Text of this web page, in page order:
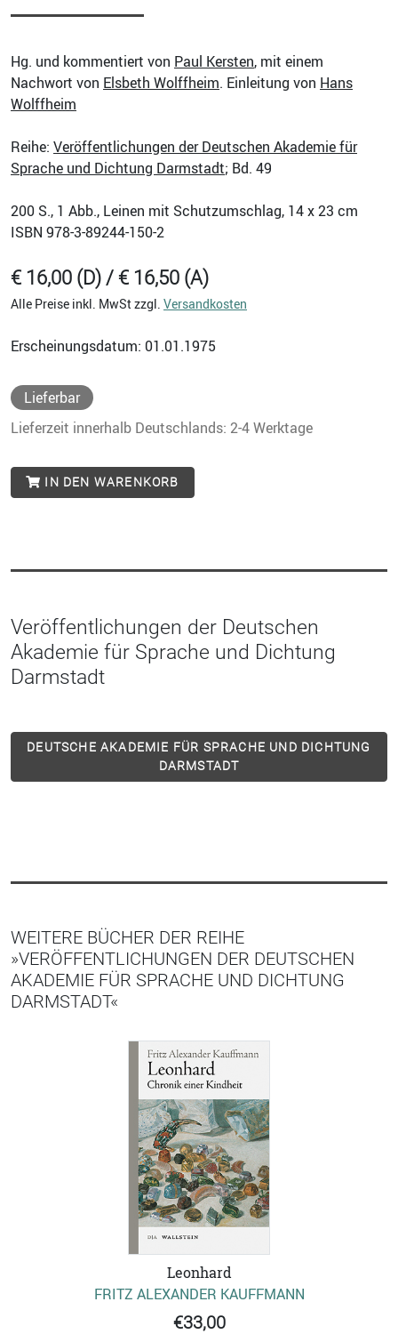
Hg. und kommentiert von Paul Kersten, mit einem
Nachwort von Elsbeth Wolffheim. Einleitung von Hans
Wolffheim
Reihe: Veröffentlichungen der Deutschen Akademie für
Sprache und Dichtung Darmstadt; Bd. 49
200 S., 1 Abb., Leinen mit Schutzumschlag, 14 x 23 cm
ISBN 978-3-89244-150-2
€ 16,00 (D) / € 16,50 (A)
Alle Preise inkl. MwSt zzgl. Versandkosten
Erscheinungsdatum: 01.01.1975
Lieferbar
Lieferzeit innerhalb Deutschlands: 2-4 Werktage
IN DEN WARENKORB
Veröffentlichungen der Deutschen
Akademie für Sprache und Dichtung
Darmstadt
DEUTSCHE AKADEMIE FÜR SPRACHE UND DICHTUNG
DARMSTADT
WEITERE BÜCHER DER REIHE
»VERÖFFENTLICHUNGEN DER DEUTSCHEN
AKADEMIE FÜR SPRACHE UND DICHTUNG
DARMSTADT«
Leonhard
FRITZ ALEXANDER KAUFFMANN
€33,00